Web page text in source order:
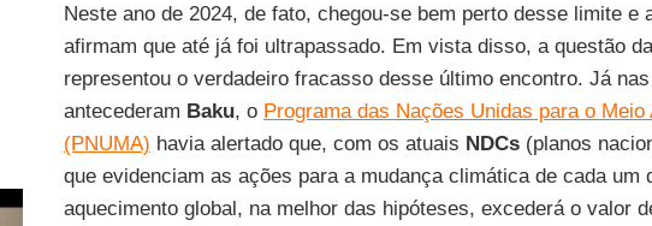
Neste ano de 2024, de fato, chegou-se bem perto desse limite e
afirmam que até já foi ultrapassado. Em vista disso, a questão
representou o verdadeiro fracasso desse último encontro. Já
antecederam Baku, o Programa das Nações Unidas para o Meio
(PNUMA) havia alertado que, com os atuais NDCs(planos
que evidenciam as ações para a mudança climática de cada um
aquecimento global, na melhor das hipóteses, excederá o valor